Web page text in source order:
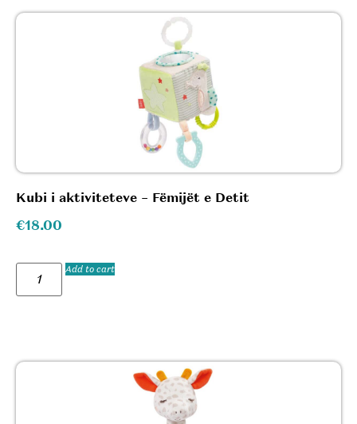
Kubi i aktiviteteve – Fëmijët e Detit
€18.00
Add to cart